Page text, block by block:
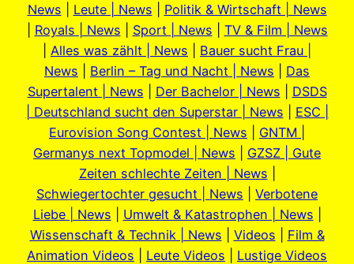
News
Leute | News
Politik & Wirtschaft | News
Royals | News Sport | News
TV & Film | News
Alles was zählt | News
Bauer sucht Frau |
News
Berlin – Tag und Nacht | News
Das
Supertalent | News
Der Bachelor | News
DSDS
| Deutschland sucht den Superstar | News
ESC |
Eurovision Song Contest | News
GNTM |
Germanys next Topmodel | News
GZSZ | Gute
Zeiten schlechte Zeiten | News
Schwiegertochter gesucht | News
Verbotene
Liebe | News
Umwelt & Katastrophen | News
Wissenschaft & Technik | News
Videos
Film &
Animation Videos
Leute Videos Lustige Videos